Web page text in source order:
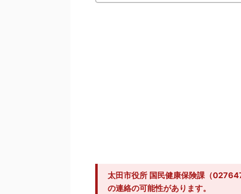
太田市役所 国民健康保険課（
の連絡の可能性があります。